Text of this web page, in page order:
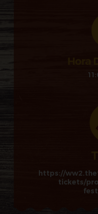
https://
tickets/